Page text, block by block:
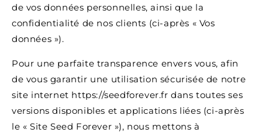
de vos données personnelles, ainsi que la
confidentialité de nos clients (ci-après « Vos
données »).
Pour une parfaite transparence envers vous, afin
de vous garantir une utilisation sécurisée de notre
site internet https://seedforever.fr dans toutes ses
versions disponibles et applications liées (ci-après
le « Site Seed Forever »), nous mettons à